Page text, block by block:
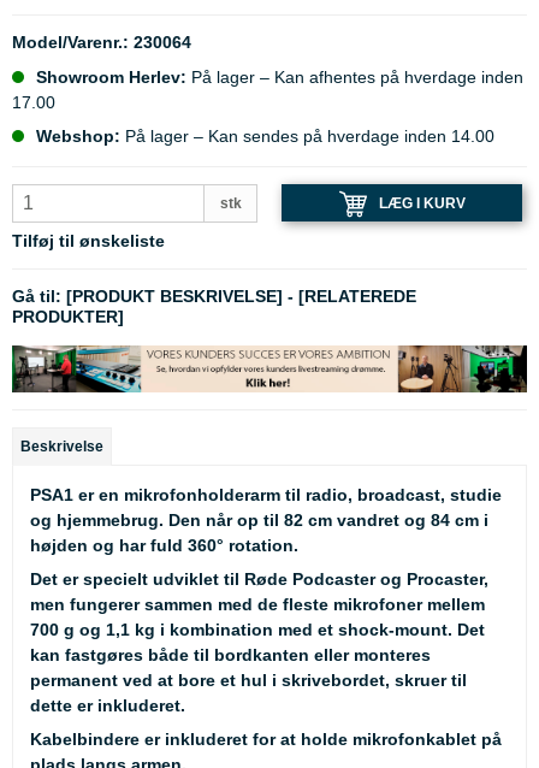
Model/Varenr.: 230064
Showroom Herlev: På lager – Kan afhentes på hverdage inden
17.00
Webshop: På lager – Kan sendes på hverdage inden 14.00
stk LÆG I KURV
Tilføj til ønskeliste
Gå til: [PRODUKT BESKRIVELSE] - [RELATEREDE
PRODUKTER]
Beskrivelse
PSA1 er en mikrofonholderarm til radio, broadcast, studie
og hjemmebrug. Den når op til 82 cm vandret og 84 cm i
højden og har fuld 360° rotation.
Det er specielt udviklet til Røde Podcaster og Procaster,
men fungerer sammen med de fleste mikrofoner mellem
700 g og 1,1 kg i kombination med et shock-mount. Det
kan fastgøres både til bordkanten eller monteres
permanent ved at bore et hul i skrivebordet, skruer til
dette er inkluderet.
Kabelbindere er inkluderet for at holde mikrofonkablet på